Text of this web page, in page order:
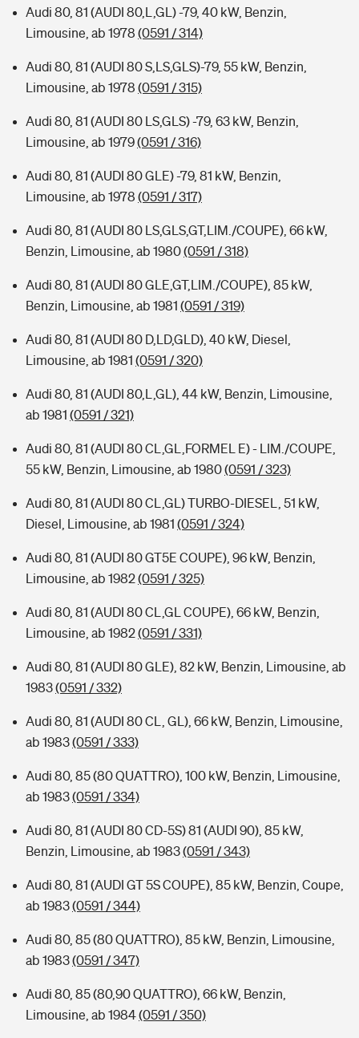
Audi 80, 81 (AUDI 80,L,GL) -79, 40 kW, Benzin,
Limousine, ab 1978 (0591 / 314)
Audi 80, 81 (AUDI 80 S,LS,GLS)-79, 55 kW, Benzin,
Limousine, ab 1978 (0591 / 315)
Audi 80, 81 (AUDI 80 LS,GLS) -79, 63 kW, Benzin,
Limousine, ab 1979(0591 / 316)
Audi 80, 81 (AUDI 80 GLE) -79, 81 kW, Benzin,
Limousine, ab 1978 (0591 / 317)
Audi 80, 81 (AUDI 80 LS,GLS,GT,LIM./COUPE), 66 kW,
Benzin, Limousine, ab 1980(0591 / 318)
Audi 80, 81 (AUDI 80 GLE,GT,LIM./COUPE), 85 kW,
Benzin, Limousine, ab 1981 (0591 / 319)
Audi 80, 81 (AUDI 80 D,LD,GLD), 40 kW, Diesel,
Limousine, ab 1981 (0591 / 320)
Audi 80, 81 (AUDI 80,L,GL), 44 kW, Benzin, Limousine,
ab 1981 (0591 / 321)
Audi 80, 81 (AUDI 80 CL,GL,FORMEL E) - LIM./COUPE,
55 kW, Benzin, Limousine, ab 1980(0591 / 323)
Audi 80, 81 (AUDI 80 CL,GL) TURBO-DIESEL, 51 kW,
Diesel, Limousine, ab 1981 (0591 / 324)
Audi 80, 81 (AUDI 80 GT5E COUPE), 96 kW, Benzin,
Limousine, ab 1982(0591 / 325)
Audi 80, 81 (AUDI 80 CL,GL COUPE), 66 kW, Benzin,
Limousine, ab 1982(0591 / 331)
Audi 80, 81 (AUDI 80 GLE), 82 kW, Benzin, Limousine, ab
1983(0591 / 332)
Audi 80, 81 (AUDI 80 CL, GL), 66 kW, Benzin, Limousine,
ab 1983(0591 / 333)
Audi 80, 85 (80 QUATTRO), 100 kW, Benzin, Limousine,
ab 1983(0591 / 334)
Audi 80, 81 (AUDI 80 CD-5S) 81 (AUDI 90), 85 kW,
Benzin, Limousine, ab 1983(0591 / 343)
Audi 80, 81 (AUDI GT 5S COUPE), 85 kW, Benzin, Coupe,
ab 1983(0591 / 344)
Audi 80, 85 (80 QUATTRO), 85 kW, Benzin, Limousine,
ab 1983(0591 / 347)
Audi 80, 85 (80,90 QUATTRO), 66 kW, Benzin,
Limousine, ab 1984(0591 / 350)